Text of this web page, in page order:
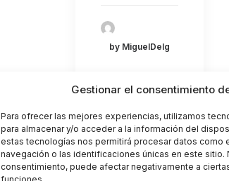
Gestionar el consentimiento
Para ofrecer las mejores experiencias, utilizamos
para almacenar y/o acceder a la información del
estas tecnologías nos permitirá procesar datos como
navegación o las identificaciones únicas en este sitio.
consentimiento, puede afectar negativamente a
by MiguelDelg